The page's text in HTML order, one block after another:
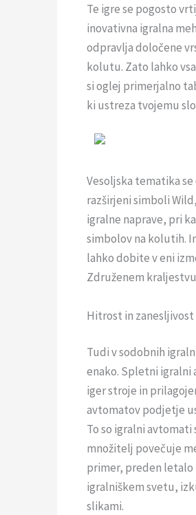
Te igre se pogosto
inovativna igralna
odpravlja določene
kolutu. Zato lahko
si oglej primerjalno
ki ustreza tvojemu
Vesoljska tematika
razširjeni simboli
igralne naprave, pri
simbolov na kolutih.
lahko dobite v eni
Združenem
Hitrost in
Tudi v sodobnih
enako. Spletni igralni
iger stroje in
avtomatov podjetje
To so igralni
množitelj povečuje
primer, preden letalo
igralniškem svetu,
slikami.